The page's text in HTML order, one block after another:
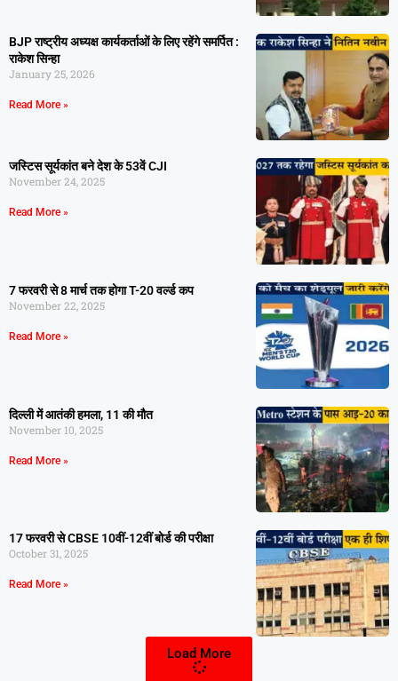
BJP राष्ट्रीय अध्यक्ष कार्यकर्ताओं के लिए रहेंगे समर्पित :
राकेश सिन्हा
January 25, 2026
Read More »
जस्टिस सूर्यकांत बने देश के 53वें CJI
November 24, 2025
Read More »
7 फरवरी से 8 मार्च तक होगा T-20 वर्ल्ड कप
November 22, 2025
Read More »
दिल्ली में आतंकी हमला, 11 की मौत
November 10, 2025
Read More »
17 फरवरी से CBSE 10वीं-12वीं बोर्ड की परीक्षा
October 31, 2025
Read More »
Load More